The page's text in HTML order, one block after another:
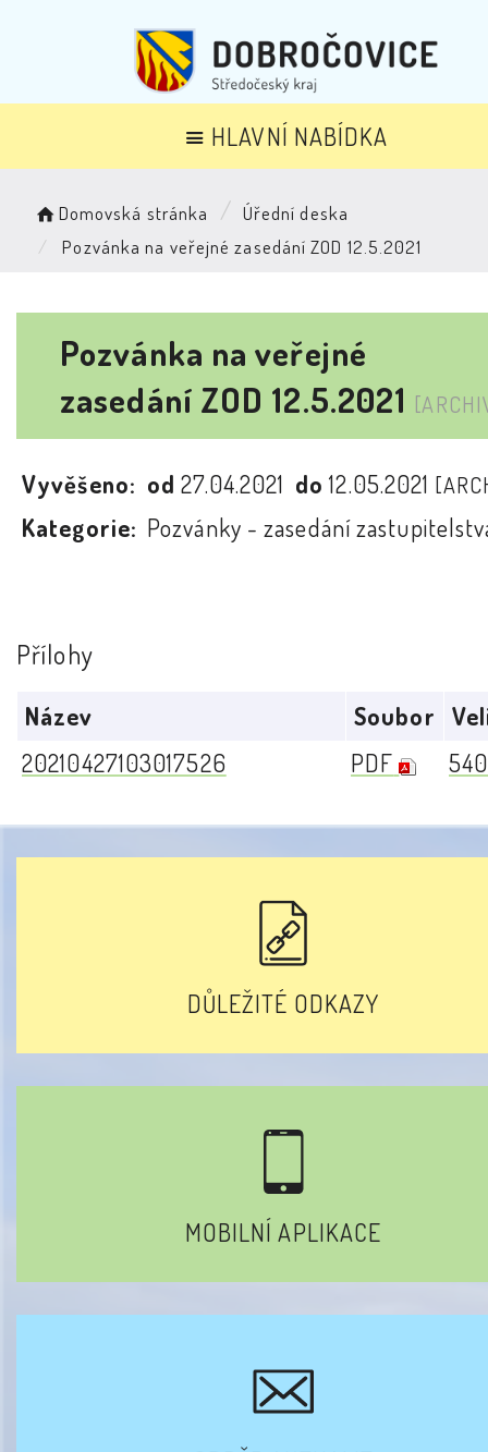
HLAVNÍ NABÍDKA
Domovská stránka
Úřední deska
Pozvánka na veřejné zasedání ZOD 12.5.2021
Pozvánka na veřejné
zasedání ZOD 12.5.2021
Vyvěšeno: od27.04.2021 do12.05.2021
Kategorie: Pozvánky - zasedání
Přílohy
Název Soubor
20210427103017526
PDF
DŮLEŽITÉ ODKAZY
MOBILNÍ APLIKACE